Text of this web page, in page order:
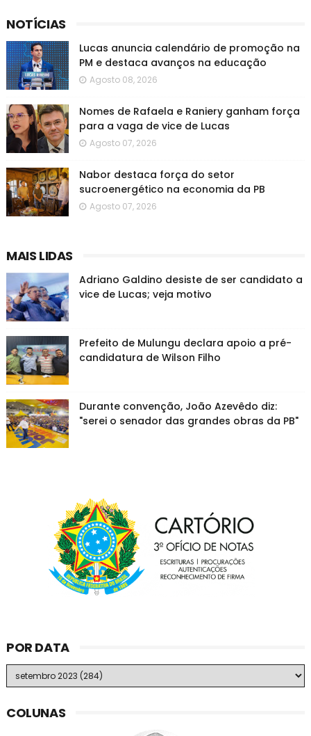
NOTÍCIAS
Lucas anuncia calendário de promoção na
PM e destaca avanços na educação
Agosto 08, 2026
Nomes de Rafaela e Raniery ganham força
para a vaga de vice de Lucas
Agosto 07, 2026
Nabor destaca força do setor
sucroenergético na economia da PB
Agosto 07, 2026
MAIS LIDAS
Adriano Galdino desiste de ser candidato a
vice de Lucas; veja motivo
Prefeito de Mulungu declara apoio a pré-
candidatura de Wilson Filho
Durante convenção, João Azevêdo diz:
"serei o senador das grandes obras da PB"
POR DATA
COLUNAS